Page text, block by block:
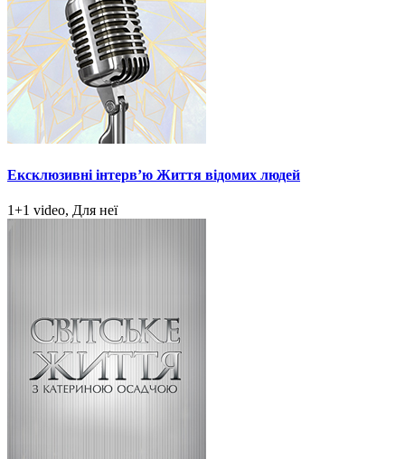
Ексклюзивні інтерв’ю Життя відомих людей
1+1 video, Для неї